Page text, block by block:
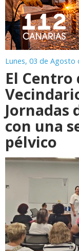
Lunes, 03 de Agosto
El Centro
Jornadas
con una
pélvico